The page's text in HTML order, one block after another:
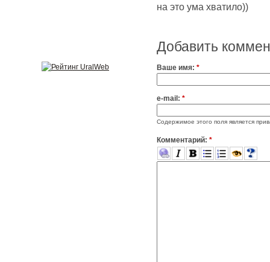
на это ума хватило))
Добавить
Ваше имя: *
e-mail: *
Содержимое этого поля является
Комментарий: *